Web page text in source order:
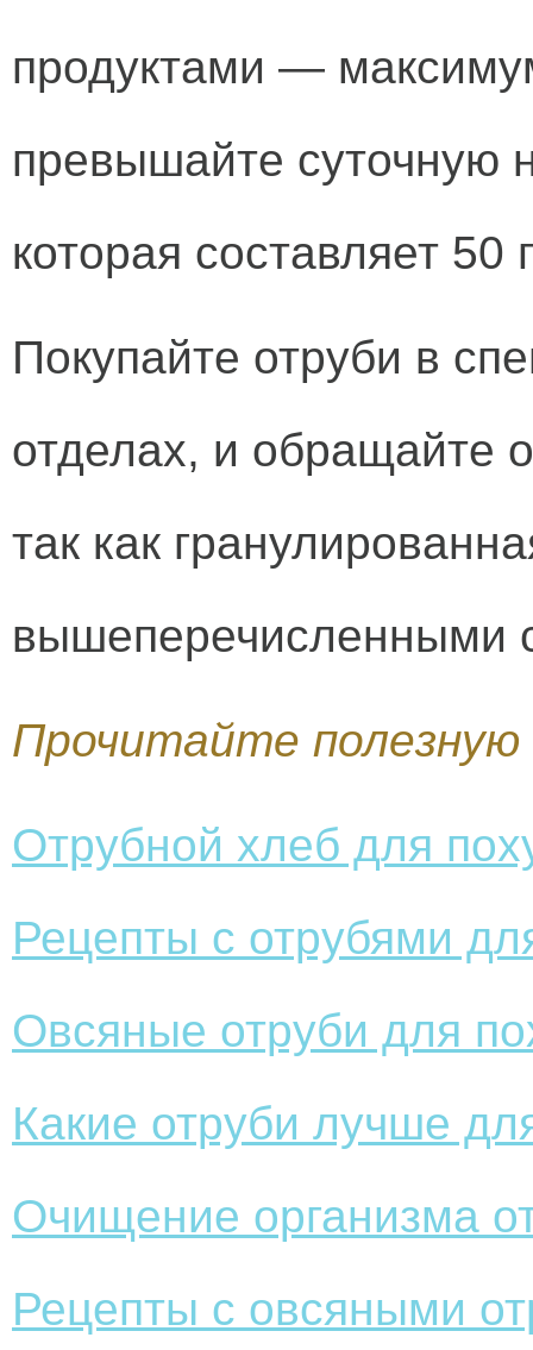
продуктами —
превышайте суточную
которая составляет 50
Покупайте отруби в
отделах, и обращайте
так как
вышеперечисленными
Прочитайте
Отрубной хлеб для
Рецепты с отрубями
Овсяные отруби для
Какие отруби лучше
Очищение организма
Рецепты с овсяными